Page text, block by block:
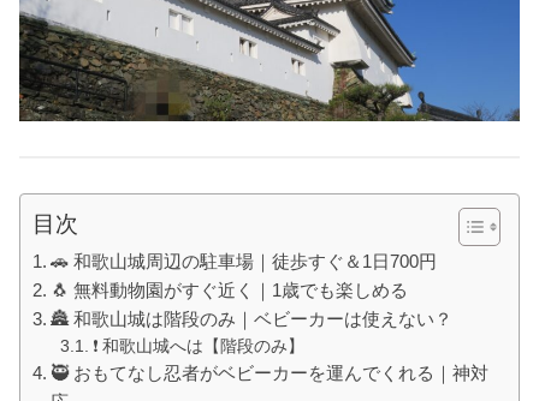
目次
🚗 和歌山城周辺の駐車場｜徒歩すぐ＆1日700円
🐧 無料動物園がすぐ近く｜1歳でも楽しめる
🏯 和歌山城は階段のみ｜ベビーカーは使えない？
❗ 和歌山城へは【階段のみ】
🥷 おもてなし忍者がベビーカーを運んでくれる｜神対